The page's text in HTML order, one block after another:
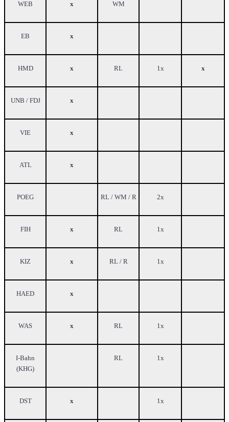
WEB x WM
EB x
HMD x RL 1x x
UNB / FDJ x
VIE x
ATL x
POEG RL / WM / R 2x
FIH x RL 1x
KIZ x RL / R 1x
HAED x
WAS x RL 1x
I-Bahn
(KHG)
RL 1x
DST x 1x